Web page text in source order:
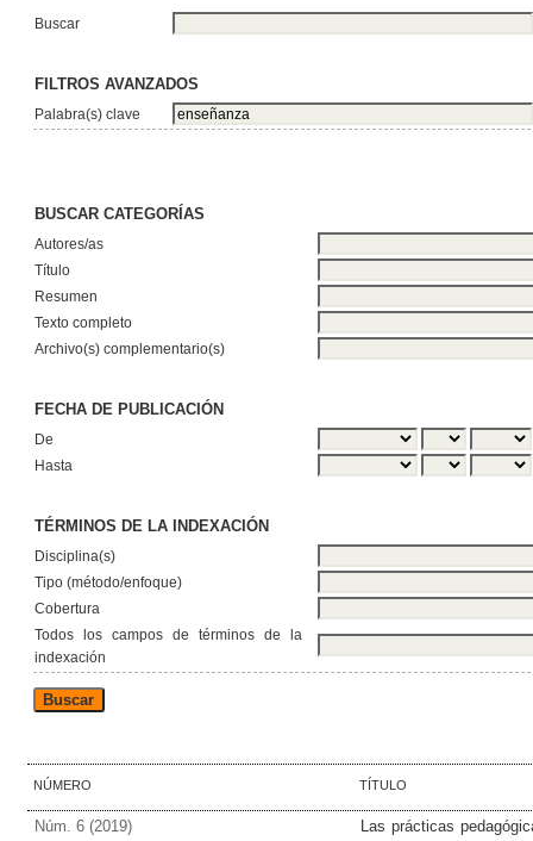
Buscar
FILTROS AVANZADOS
Palabra(s) clave
BUSCAR CATEGORÍAS
Autores/as
Título
Resumen
Texto completo
Archivo(s) complementario(s)
FECHA DE PUBLICACIÓN
De
Hasta
TÉRMINOS DE LA INDEXACIÓN
Disciplina(s)
Tipo (método/enfoque)
Cobertura
Todos los campos de términos de la
indexación
NÚMERO TÍTULO
Núm. 6 (2019)
Las prácticas